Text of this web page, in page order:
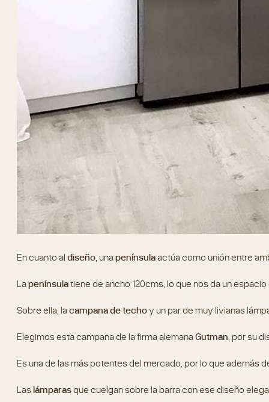
En cuanto aldiseño,unapenínsulaactúa como unión entre
Lapenínsulatiene de ancho 120cms, lo que nos da un
Sobre ella, lacampana de techoy un par de muy livianas
Elegimos esta campana de la firma alemanaGutman, por su
Es una de las más potentes del mercado, por lo que además
Laslámparasque cuelgan sobre la barra con ese diseño